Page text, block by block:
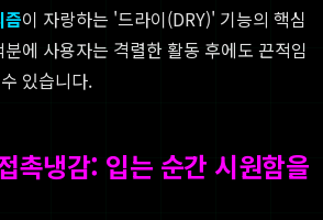
즘이 자랑하는 '드라이(DRY)' 기능의 핵심
에 사용자는 격렬한 활동 후에도 끈적임
있습니다.
촉냉감: 입는 순간 시원함을